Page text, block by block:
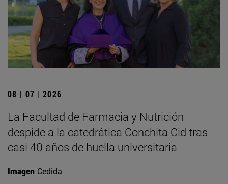
08 | 07 | 2026
La Facultad de Farmacia y Nutrición
despide a la catedrática Conchita Cid tras
casi 40 años de huella universitaria
Imagen Cedida